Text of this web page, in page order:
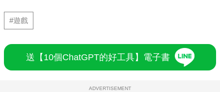
#遊戲
送【10個ChatGPT的好工具】電子書
ADVERTISEMENT